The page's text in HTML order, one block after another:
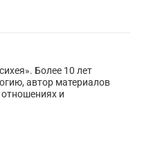
Более 10 лет
автор материалов
и